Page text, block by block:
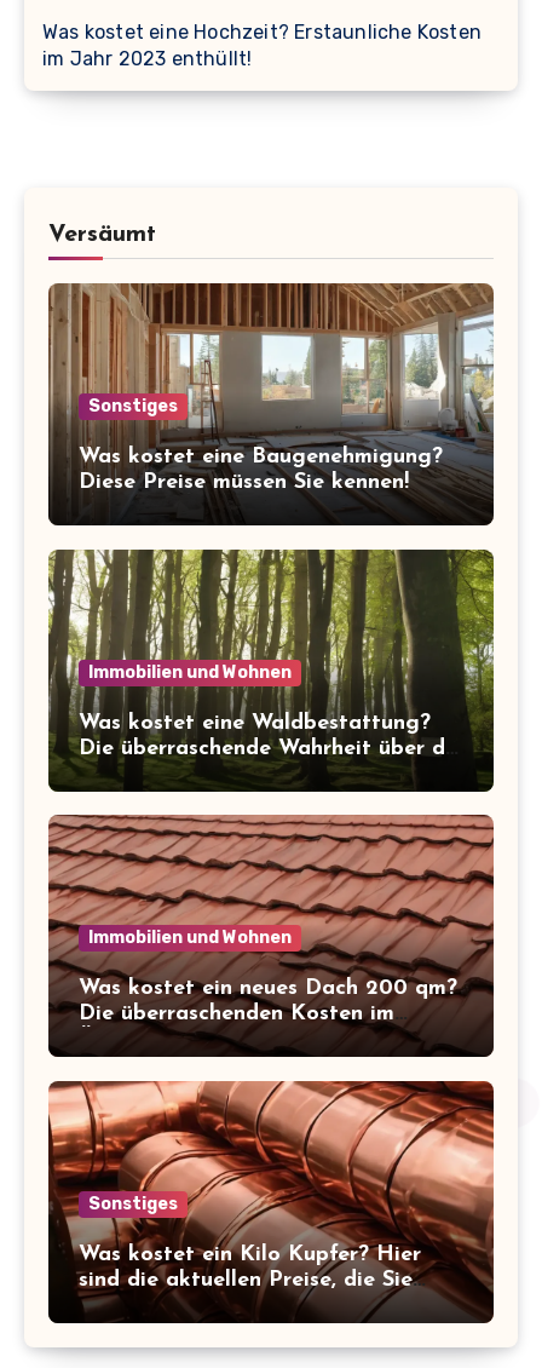
Was kostet eine Hochzeit? Erstaunliche Kosten
im Jahr 2023 enthüllt!
Versäumt
Sonstiges
Was kostet eine Baugenehmigung?
Diese Preise müssen Sie kennen!
Immobilien und Wohnen
Was kostet eine Waldbestattung?
Die überraschende Wahrheit über die
Kosten der letzten Ruhe
Immobilien und Wohnen
Was kostet ein neues Dach 200 qm?
Die überraschenden Kosten im
Überblick!
Sonstiges
Was kostet ein Kilo Kupfer? Hier
sind die aktuellen Preise, die Sie
kennen sollten!